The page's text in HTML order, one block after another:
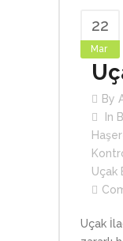
22
Mar
By
In
Uçak
Uçak